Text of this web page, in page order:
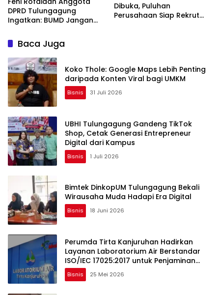
DPRD Tulungagung
Ingatkan: BUMD Jangan
Harus Dilindungi
Dibuka, Puluhan
Perusahaan Siap Rekrut
Baca Juga
Koko Thole: Google Maps Lebih Penting
daripada Konten Viral bagi UMKM
Bisnis 31 Juli 2026
UBHI Tulungagung Gandeng TikTok
Shop, Cetak Generasi Entrepreneur
Digital dari Kampus
Bisnis 1 Juli 2026
Bimtek DinkopUM Tulungagung Bekali
Wirausaha Muda Hadapi Era Digital
Bisnis 18 Juni 2026
Perumda Tirta Kanjuruhan Hadirkan
Layanan Laboratorium Air Berstandar
ISO/IEC 17025:2017 untuk Penjaminan
Mutu Air Minum
Bisnis 25 Mei 2026